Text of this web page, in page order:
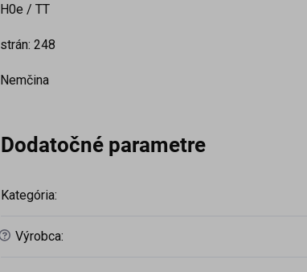
H0e / TT
strán: 248
Nemčina
Dodatočné parametre
Kategória:
? Výrobca: